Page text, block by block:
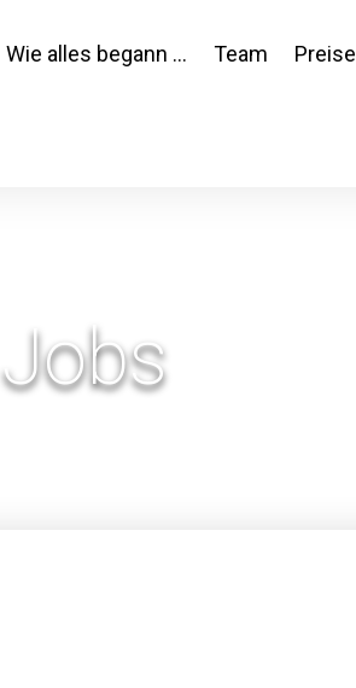
Wie alles begann … Team Preise
Jobs